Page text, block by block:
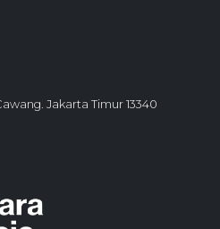
Jakarta Timur 13340